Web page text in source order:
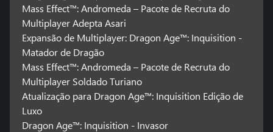
Mass Effect™: Andromeda – Pacote de Recruta do
Multiplayer Adepta Asari
Expansão de Multiplayer: Dragon Age™: Inquisition -
Matador de Dragão
Mass Effect™: Andromeda – Pacote de Recruta do
Multiplayer Soldado Turiano
Atualização para Dragon Age™: Inquisition Edição de
Luxo
Dragon Age™: Inquisition - Invasor